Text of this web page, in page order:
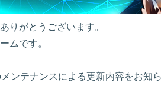
りがとうございます。
ムです。
ンテナンスによる更新内容をお知